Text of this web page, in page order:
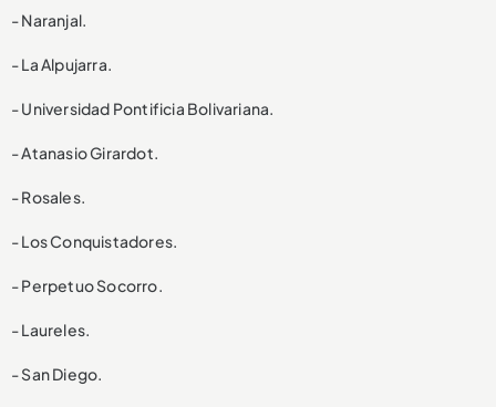
- Naranjal.
- La Alpujarra.
- Universidad Pontificia Bolivariana.
- Atanasio Girardot.
- Rosales.
- Los Conquistadores.
- Perpetuo Socorro.
- Laureles.
- San Diego.